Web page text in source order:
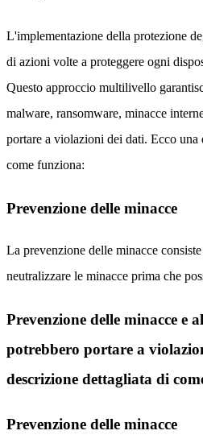
L'implementazione della protezione
di azioni volte a proteggere ogni
Questo approccio multilivello
malware, ransomware, minacce
portare a violazioni dei dati. Ecco una
come funziona:
Prevenzione delle minacce
La prevenzione delle minacce
neutralizzare le minacce prima che
Prevenzione delle minacce e
potrebbero portare a
descrizione dettagliata di
Prevenzione delle minacce